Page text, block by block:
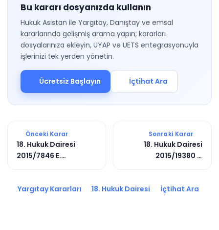
Bu kararı dosyanızda kullanın
Hukuk Asistan ile Yargıtay, Danıştay ve emsal
kararlarında gelişmiş arama yapın; kararları
dosyalarınıza ekleyin, UYAP ve UETS entegrasyonuyla
işlerinizi tek yerden yönetin.
Ücretsiz Başlayın İçtihat Ara
Önceki Karar
18. Hukuk Dairesi
2015/7846 E.
Sonraki Karar
18. Hukuk Dairesi
2015/19380 E.
Yargıtay Kararları 18. Hukuk Dairesi İçtihat Ara